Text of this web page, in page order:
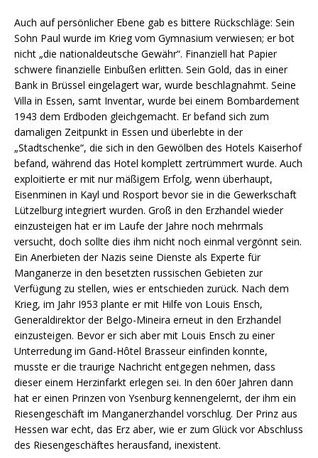
Auch auf persönlicher Ebene gab es bittere Rückschläge: Sein
Sohn Paul wurde im Krieg vom Gymnasium verwiesen; er bot
nicht „die nationaldeutsche Gewähr“. Finanziell hat Papier
schwere finanzielle Einbußen erlitten. Sein Gold, das in einer
Bank in Brüssel eingelagert war, wurde beschlagnahmt. Seine
Villa in Essen, samt Inventar, wurde bei einem Bombardement
1943 dem Erdboden gleichgemacht. Er befand sich zum
damaligen Zeitpunkt in Essen und überlebte in der
„Stadtschenke“, die sich in den Gewölben des Hotels Kaiserhof
befand, während das Hotel komplett zertrümmert wurde. Auch
exploitierte er mit nur mäßigem Erfolg, wenn überhaupt,
Eisenminen in Kayl und Rosport bevor sie in die Gewerkschaft
Lützelburg integriert wurden. Groß in den Erzhandel wieder
einzusteigen hat er im Laufe der Jahre noch mehrmals
versucht, doch sollte dies ihm nicht noch einmal vergönnt sein.
Ein Anerbieten der Nazis seine Dienste als Experte für
Manganerze in den besetzten russischen Gebieten zur
Verfügung zu stellen, wies er entschieden zurück. Nach dem
Krieg, im Jahr I953 plante er mit Hilfe von Louis Ensch,
Generaldirektor der Belgo-Mineira erneut in den Erzhandel
einzusteigen. Bevor er sich aber mit Louis Ensch zu einer
Unterredung im Gand-Hôtel Brasseur einfinden konnte,
musste er die traurige Nachricht entgegen nehmen, dass
dieser einem Herzinfarkt erlegen sei. In den 60er Jahren dann
hat er einen Prinzen von Ysenburg kennengelernt, der ihm ein
Riesengeschäft im Manganerzhandel vorschlug. Der Prinz aus
Hessen war echt, das Erz aber, wie er zum Glück vor Abschluss
des Riesengeschäftes herausfand, inexistent.